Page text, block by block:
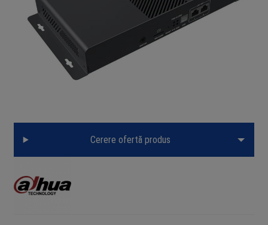
Cerere ofertă produs